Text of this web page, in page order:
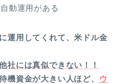
動運用がある
運用してくれて、米ドル金
社には真似できない！！
機資金が大きい人ほど、
ウ